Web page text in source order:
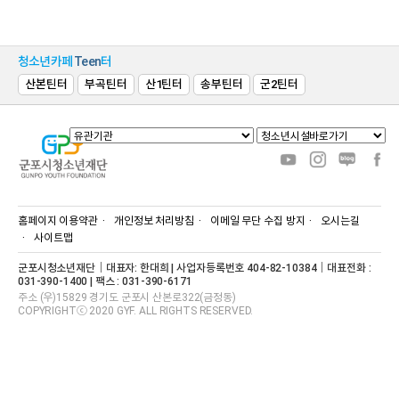
청소년카페 Teen터
산본틴터 부곡틴터 산1틴터 송부틴터 군2틴터
홈페이지 이용약관 개인정보 처리방침 이메일 무단 수집 방지
오시는길
사이트맵
군포시청소년재단｜대표자: 한대희 | 사업자등록번호 404-82-10384｜대표전화 :
031-390-1400 | 팩스 : 031-390-6171
주소 (우)15829 경기도 군포시 산본로322(금정동)
COPYRIGHTⓒ 2020 GYF. ALL RIGHTS RESERVED.